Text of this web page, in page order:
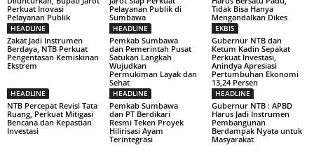
Perkuat Inovasi
Pelayanan Publik
Pelayanan Publik di
Sumbawa
Tidak Bisa Hanya
Mengandalkan Dikes
HEADLINE
Zakat Jadi Instrumen
Berdaya, NTB Perkuat
Pengentasan Kemiskinan
Ekstrem
HEADLINE
Pemkab Sumbawa
dan Pemerintah Pusat
Satukan Langkah
Wujudkan
Permukiman Layak dan
Sehat
EKBIS
Gubernur NTB dan
Ketum Kadin Sepakat
Perkuat Investasi,
Anindya Apresiasi
Pertumbuhan Ekonomi
13,24 Persen
HEADLINE
NTB Percepat Revisi Tata
Ruang, Perkuat Mitigasi
Bencana dan Kepastian
Investasi
HEADLINE
Pemkab Sumbawa
dan PT Berdikari
Resmi Teken Proyek
Hilirisasi Ayam
Terintegrasi
HEADLINE
Gubernur NTB : APBD
Harus Jadi Instrumen
Pembangunan
Berdampak Nyata untuk
Masyarakat